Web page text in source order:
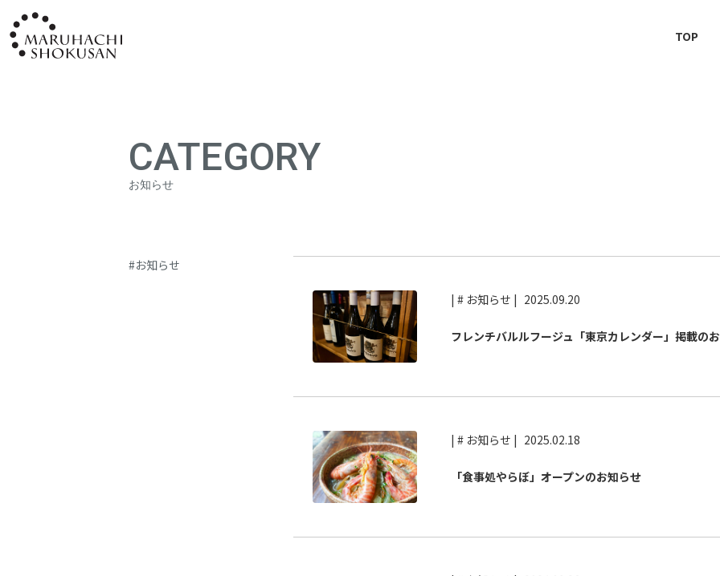
TOP
CATEGORY
お知らせ
#お知らせ
| # お知らせ | 2025.09.20
フレンチバルルフージュ「東京カレンダー」掲載の
| # お知らせ | 2025.02.18
「食事処やらぼ」オープンのお知らせ